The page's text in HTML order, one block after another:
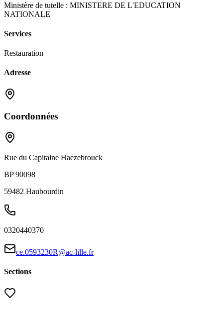
Ministère de tutelle : MINISTERE DE L'EDUCATION
NATIONALE
Services
Restauration
Adresse
Coordonnées
Rue du Capitaine Haezebrouck
BP 90098
59482 Haubourdin
0320440370
ce.0593230R@ac-lille.fr
Sections